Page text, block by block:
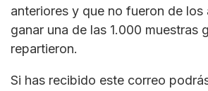
anteriores y que no fueron de los
ganar una de las 1.000 muestras
repartieron.
Si has recibido este correo